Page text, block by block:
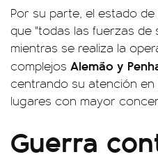
Por su parte, el estado
que "todas las fuerzas
mientras se realiza la
complejos Alemão y
centrando su atención en
lugares con mayor
Guerra